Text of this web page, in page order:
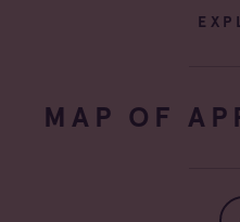
MAP OF